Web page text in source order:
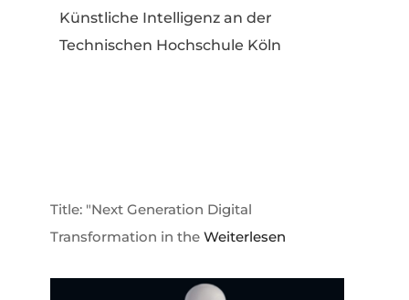
Künstliche Intelligenz an der
Technischen Hochschule Köln
Title: "Next Generation Digital
Transformation in the Weiterlesen